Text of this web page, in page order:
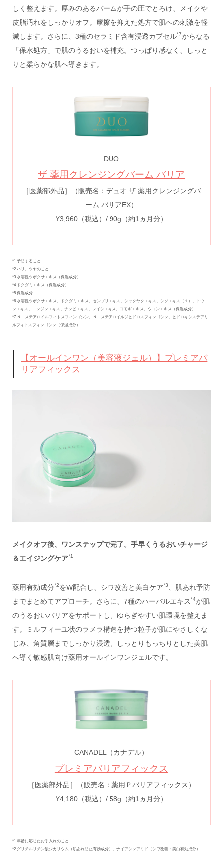
しく整えます。厚みのあるバームが手の圧でとろけ、メイクや
皮脂汚れをしっかりオフ。摩擦を抑えた処方で肌への刺激を軽
減します。さらに、3種のセラミド含有浸透カプセル*7からなる
「保水処方」で肌のうるおいを補充。つっぱり感なく、しっと
りと柔らかな肌へ導きます。
DUO
ザ 薬用クレンジングバーム バリア
［医薬部外品］（販売名：デュオ ザ 薬用クレンジングバ
ーム バリアEX）
¥3,960（税込）/ 90g（約1ヵ月分）
*1 予防すること
*2 ハリ、ツヤのこと
*3 水溶性ツボクサエキス（保湿成分）
*4 ドクダミエキス（保湿成分）
*5 保湿成分
*6 水溶性ツボクサエキス、ドクダミエキス、センブリエキス、シャクヤクエキス、シソエキス（１）、トウニ
ンエキス、ニンジンエキス、チンピエキス、レイシエキス、ヨモギエキス、ウコンエキス（保湿成分）
*7 Ｎ－ステアロイルフィトスフィンゴシン、Ｎ－ステアロイルジヒドロスフィンゴシン、ヒドロキシステアリ
ルフィトスフィンゴシン（保湿成分）
【オールインワン（美容液ジェル）】プレミアバ
リアフィックス
メイクオフ後、ワンステップで完了。手早くうるおいチャージ
＆エイジングケア*1
薬用有効成分*2をW配合し、シワ改善と美白ケア*3、肌あれ予防
までまとめてアプローチ。さらに、7種のハーバルエキス*4が肌
のうるおいバリアをサポートし、ゆらぎやすい肌環境を整えま
す。ミルフィーユ状のラメラ構造を持つ粒子が肌にやさしくな
じみ、角質層までしっかり浸透。しっとりもっちりとした美肌
へ導く敏感肌向け薬用オールインワンジェルです。
CANADEL（カナデル）
プレミアバリアフィックス
［医薬部外品］（販売名：薬用Ｐバリアフィックス）
¥4,180（税込）/ 58g（約1ヵ月分）
*1 年齢に応じたお手入れのこと
*2 グリチルリチン酸ジカリウム（肌あれ防止有効成分）、ナイアシンアミド（シワ改善・美白有効成分）